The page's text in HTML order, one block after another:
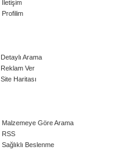
İletişim
Profilim
Detaylı Arama
Reklam Ver
Site Haritası
Malzemeye Göre Arama
RSS
Sağlıklı Beslenme